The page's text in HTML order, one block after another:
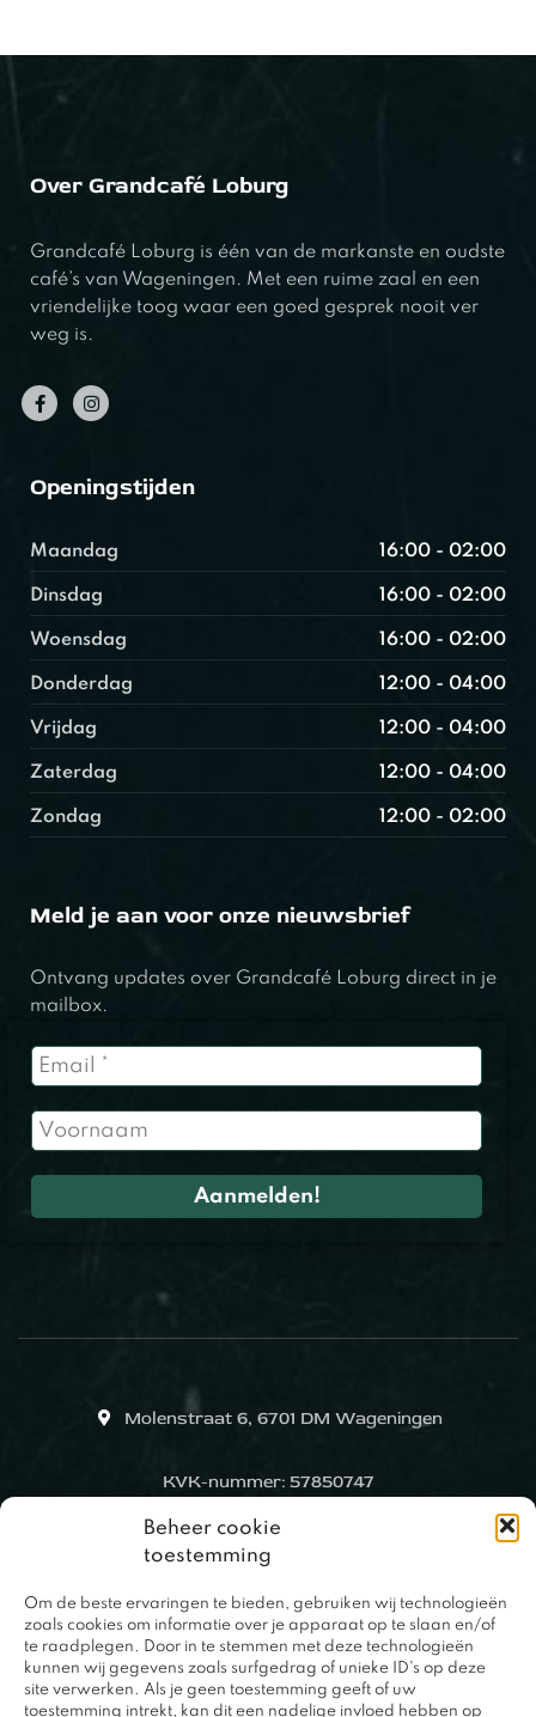
Beheer cookie
toestemming
Om de beste ervaringen te bieden, gebruiken wij technologieën
zoals cookies om informatie over je apparaat op te slaan en/of
te raadplegen. Door in te stemmen met deze technologieën
kunnen wij gegevens zoals surfgedrag of unieke ID's op deze
site verwerken. Als je geen toestemming geeft of uw
toestemming intrekt, kan dit een nadelige invloed hebben op
Over Grandcafé Loburg
Grandcafé Loburg is één van de markanste en oudste
café’s van Wageningen. Met een ruime zaal en een
vriendelijke toog waar een goed gesprek nooit ver
weg is.
Openingstijden
Maandag 16:00 - 02:00
Dinsdag 16:00 - 02:00
Woensdag 16:00 - 02:00
Donderdag 12:00 - 04:00
Vrijdag 12:00 - 04:00
Zaterdag 12:00 - 04:00
Zondag 12:00 - 02:00
Meld je aan voor onze nieuwsbrief
Ontvang updates over Grandcafé Loburg direct in je
mailbox.
Molenstraat 6, 6701 DM Wageningen
KVK-nummer: 57850747